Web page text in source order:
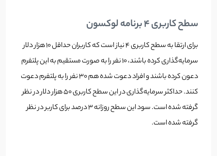
سطح کاربری 4 برنامه لوکسون
برای ارتقا به سطح کاربری 4 نیاز است که کاربران حداقل 10 هزار دلار
سرمایه‌گذاری کرده باشند، 10 نفر را به صورت مستقیم به این پلتفرم
دعون کرده باشند و افراد دعوت شده هم 30 نفر را به پلتفرم دعوت
کنند. حداکثر سرمایه‌گذاری در این سطح کاربری 50 هزار دلار در نظر
گرفته شده است. سود این سطح روزانه 3 درصد برای کاربر در نظر
گرفته شده است.